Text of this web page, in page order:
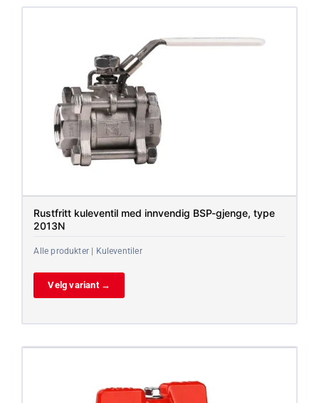
Rustfritt kuleventil med innvendig BSP-gjenge, type
2013N
Alle produkter | Kuleventiler
Velg variant →